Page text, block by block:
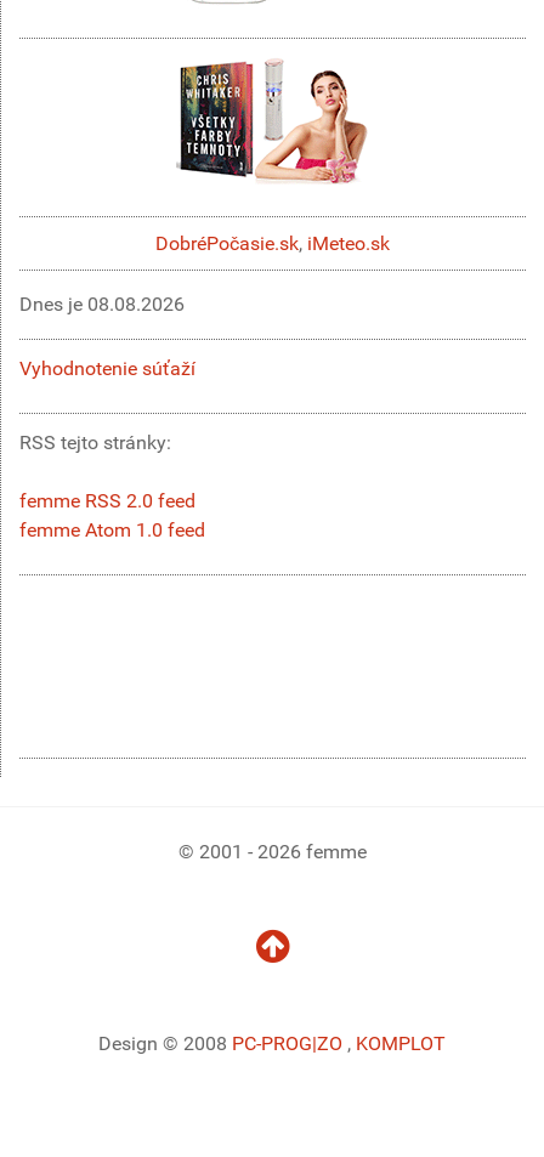
DobréPočasie.sk, iMeteo.sk
Dnes je 08.08.2026
Vyhodnotenie súťaží
RSS tejto stránky:
femme RSS 2.0 feed
femme Atom 1.0 feed
© 2001 - 2026 femme
Design © 2008 PC-PROG|ZO , KOMPLOT